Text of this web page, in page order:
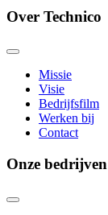
Over Technico
Missie
Visie
Bedrijfsfilm
Werken bij
Contact
Onze bedrijven